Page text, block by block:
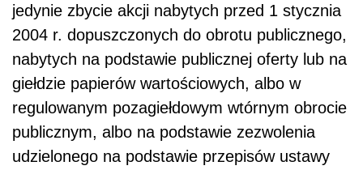
jedynie zbycie akcji nabytych przed 1 stycznia
2004 r. dopuszczonych do obrotu publicznego,
nabytych na podstawie publicznej oferty lub na
giełdzie papierów wartościowych, albo w
regulowanym pozagiełdowym wtórnym obrocie
publicznym, albo na podstawie zezwolenia
udzielonego na podstawie przepisów ustawy